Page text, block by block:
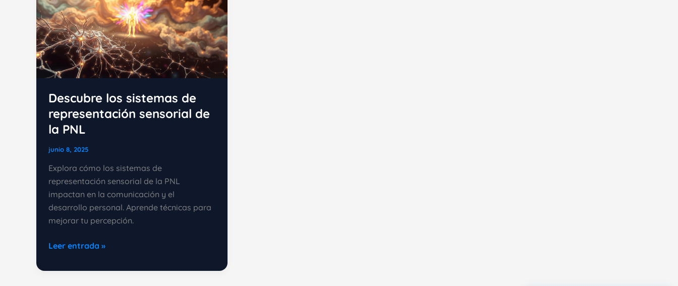
Descubre los sistemas de
representación sensorial de
la PNL
junio 8, 2025
Explora cómo los sistemas de
representación sensorial de la PNL
impactan en la comunicación y el
desarrollo personal. Aprende técnicas para
mejorar tu percepción.
Descubre
sistemas
Leer entrada »